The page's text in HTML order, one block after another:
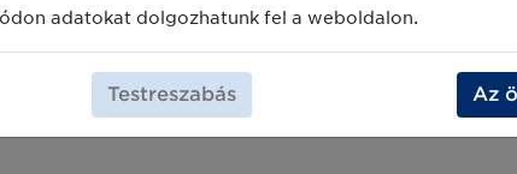
sem megengedett a lejárati idő után egyik
a lejárat után a gyártók és a forgalmazók által
ezekben az esetekben is nagyon fontos a megfelelő
adatokat dolgozhatunk fel a weboldalon.
Testreszabás Az